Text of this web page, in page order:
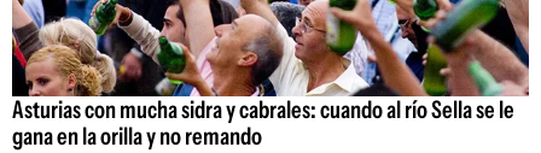
Asturias con mucha sidra y cabrales: cuando al río Sella se le
gana en la orilla y no remando